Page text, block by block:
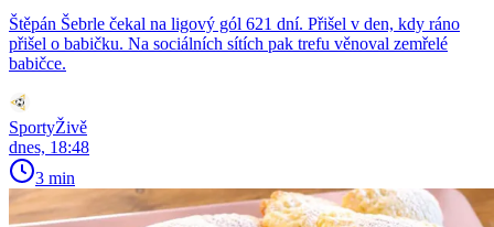
Štěpán Šebrle čekal na ligový gól 621 dní. Přišel v den, kdy ráno
přišel o babičku. Na sociálních sítích pak trefu věnoval zemřelé
babičce.
SportyŽivě
dnes, 18:48
3 min